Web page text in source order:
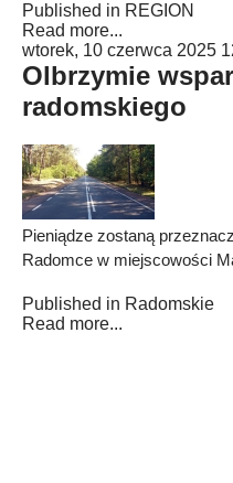
Published in REGION
Read more...
wtorek, 10 czerwca 2025
Olbrzymie
radomskiego
Pieniądze zostaną
Radomce w miejscowości
Published in Radomskie
Read more...